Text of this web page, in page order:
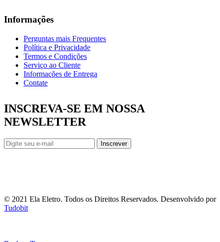
Informações
Perguntas mais Frequentes
Política e Privacidade
Termos e Condições
Serviço ao Cliente
Informações de Entrega
Contate
INSCREVA-SE EM NOSSA
NEWSLETTER
Inscrever
© 2021 Ela Eletro. Todos os Direitos Reservados. Desenvolvido por
Tudobit